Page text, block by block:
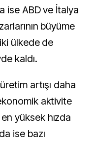
ise ABD ve İtalya
büyüme
ülkede de
kaldı.
artışı daha
aktivite
yüksek hızda
ise bazı